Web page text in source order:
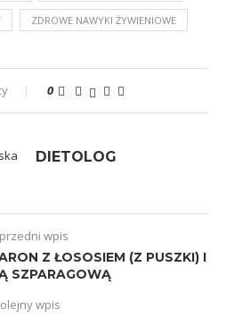
ZDROWE NAWYKI ŻYWIENIOWE
0
DIETOLOG
wpis
Z ŁOSOSIEM (Z PUSZKI) I
SZPARAGOWĄ
wpis